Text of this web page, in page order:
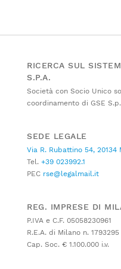
RICERCA SUL
S.P.A.
Società con Socio Unico
coordinamento di GSE
SEDE LEGALE
Via R. Rubattino 54, 20134
Tel. +39 023992.1
PEC rse@legalmail.it
REG. IMPRESE DI
P.IVA e C.F. 05058230961
R.E.A. di Milano n. 1793295
Cap. Soc. € 1.100.000 i.v.